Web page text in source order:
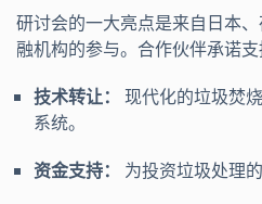
研讨会的一大亮点是来自日本
融机构的参与。合作伙伴承诺支
技术转让：
现代化的垃圾焚
系统。
资金支持：
为投资垃圾处理